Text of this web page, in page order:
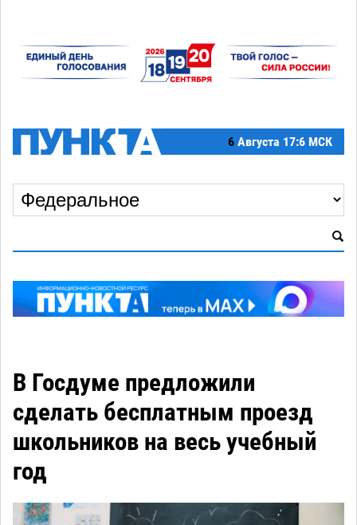
6 Августа 17:6 МСК
В Госдуме предложили
сделать бесплатным проезд
школьников на весь учебный
год